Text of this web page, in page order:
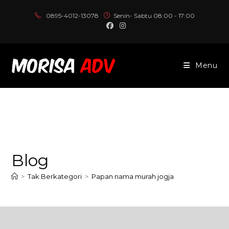
0895-4012-13078 Senin- Sabtu 08:00 - 17:00
Menu
Blog
> Tak Berkategori > Papan nama murah jogja